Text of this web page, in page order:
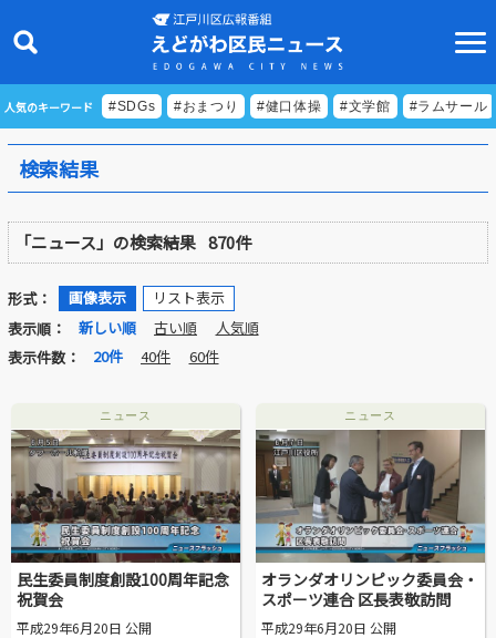
ニュース
特集
ビデオリポート
特別番組
EDOGAWA ATHLETE FILE
えどトピ
区議会だより
#えど推し
江戸川区でともに暮らそう / Living Together in Edogaw
人気のキーワード #SDGs #おまつり #健口体操 #文学館 #ラムサール
検索結果
「ニュース」の検索結果 870件
形式： 画像表示
リスト表示
表示順：
新しい順 古い順
人気順
表示件数：
20件 40件 60件
ニュース
民生委員制度創設100周年記念
祝賀会
平成29年6月20日 公開
ニュース
オランダオリンピック委員会・
スポーツ連合 区長表敬訪問
平成29年6月20日 公開